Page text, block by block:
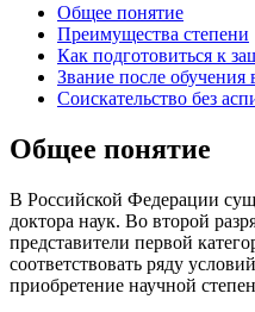
Общее понятие
Преимущества степени
Как подготовиться к
Звание после обучения
Соискательство без
Общее понятие
В Российской Федерации
доктора наук. Во второй
представители первой
соответствовать ряду
приобретение научной